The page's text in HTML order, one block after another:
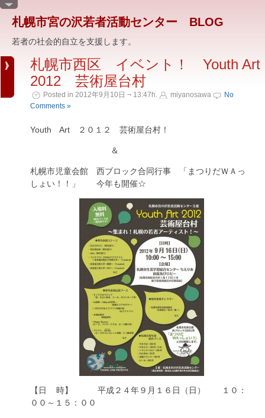
札幌市宮の沢若者活動センター BLOG
若者の社会的自立を支援します。
札幌市西区 イベント！ Youth Art
2012 芸術屋台村
Posted in 2012年9月10日 ¬ 13:47h. miyanosawa
No
Comments »
Youth Art ２０１２ 芸術屋台村！
＆
札幌市児童会館 西ブロック合同行事 「まつりだＷＡっ
しょい！！」 今年も開催☆
【日 時】 平成２４年９月１６日（日） １０：
００～１５：００